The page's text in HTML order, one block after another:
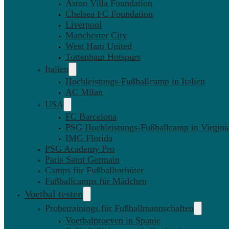
Aston Villa Foundation
Chelsea FC Foundation
Liverpool
Manchester City
West Ham United
Tottenham Hotspurs
Italien
Hochleistungs-Fußballcamp in Italien
AC Milan
USA
FC Barcelona
PSG Hochleistungs-Fußballcamp in
IMG Florida
PSG Academy Pro
Paris Saint Germain
Camps für Fußballtorhüter
Fußballcamps für Mädchen
Voetbal testen
Probetrainings für Fußballmannschaften
Voetbalproeven in Spanje